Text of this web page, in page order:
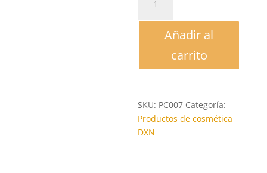
masaje
cantidad
Añadir al
carrito
SKU: PC007 Categoría:
Productos de cosmética
DXN